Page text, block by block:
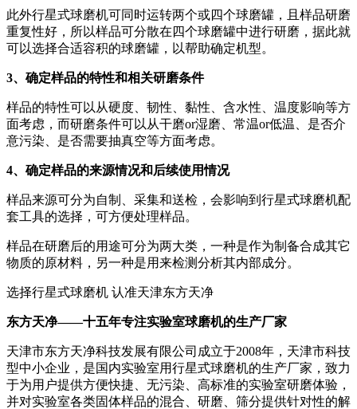
此外行星式球磨机可同时运转两个或四个球磨罐，且样品研磨
重复性好，所以样品可分散在四个球磨罐中进行研磨，据此就
可以选择合适容积的球磨罐，以帮助确定机型。
3、确定样品的特性和相关研磨条件
样品的特性可以从硬度、韧性、黏性、含水性、温度影响等方
面考虑，而研磨条件可以从干磨or湿磨、常温or低温、是否介
意污染、是否需要抽真空等方面考虑。
4、确定样品的来源情况和后续使用情况
样品来源可分为自制、采集和送检，会影响到行星式球磨机配
套工具的选择，可方便处理样品。
样品在研磨后的用途可分为两大类，一种是作为制备合成其它
物质的原材料，另一种是用来检测分析其内部成分。
选择行星式球磨机 认准天津东方天净
东方天净——十五年专注实验室球磨机的生产厂家
天津市东方天净科技发展有限公司成立于2008年，天津市科技
型中小企业，是国内实验室用行星式球磨机的生产厂家，致力
于为用户提供方便快捷、无污染、高标准的实验室研磨体验，
并对实验室各类固体样品的混合、研磨、筛分提供针对性的解